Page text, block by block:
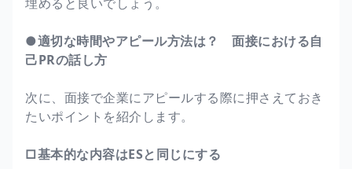
●適切な時間やアピール方法は？ 面接における自
己PRの話し方
次に、面接で企業にアピールする際に押さえておき
たいポイントを紹介します。
□基本的な内容はESと同じにする